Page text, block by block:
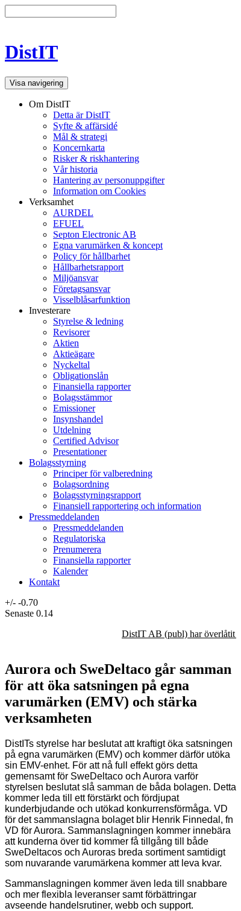
DistIT
Visa navigering
Om DistIT
Detta är DistIT
Syfte & affärsidé
Mål & strategi
Koncernkarta
Risker & riskhantering
Vår historia
Hantering av personuppgifter
Information om Cookies
Verksamhet
AURDEL
EFUEL
Septon Electronic AB
Egna varumärken & koncept
Policy för hållbarhet
Hållbarhetsrapport
Miljöansvar
Företagsansvar
Visselblåsarfunktion
Investerare
Styrelse & ledning
Revisorer
Aktien
Aktieägare
Nyckeltal
Obligationslån
Finansiella rapporter
Bolagsstämmor
Emissioner
Insynshandel
Utdelning
Certified Advisor
Presentationer
Bolagsstyrning
Principer för valberedning
Bolagsordning
Bolagsstyrningsrapport
Finansiell rapportering och information
Pressmeddelanden
Pressmeddelanden
Regulatoriska
Prenumerera
Finansiella rapporter
Kalender
Kontakt
+/- -0.70
Senaste 0.14
DistIT AB (publ) har överlåtit
Aurora och SweDeltaco går samman
för att öka satsningen på egna
varumärken (EMV) och stärka
verksamheten
DistITs styrelse har beslutat att kraftigt öka satsningen
på egna varumärken (EMV) och kommer därför utöka
sin EMV-enhet. För att nå full effekt görs detta
gemensamt för SweDeltaco och Aurora varför
styrelsen beslutat slå samman de båda bolagen. Detta
kommer leda till ett förstärkt och fördjupat
kunderbjudande och utökad konkurrensförmåga. VD
för det sammanslagna bolaget blir Henrik Finnedal, fn
VD för Aurora. Sammanslagningen kommer innebära
att kunderna över tid kommer få tillgång till både
SweDeltacos och Auroras breda sortiment samtidigt
som nuvarande varumärkena kommer att leva kvar.
Sammanslagningen kommer även leda till snabbare
och mer flexibla leveranser samt förbättringar
avseende handelsrutiner, webb och support.